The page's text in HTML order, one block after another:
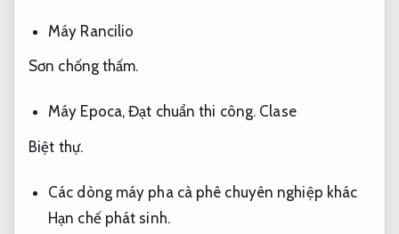
Máy Rancilio
Sơn chống thấm.
Máy Epoca,Đạt chuẩn thi công. Clase
Biệt thự.
Các dòng máy pha cà phê chuyên nghiệp khác
Hạn chế phát sinh.